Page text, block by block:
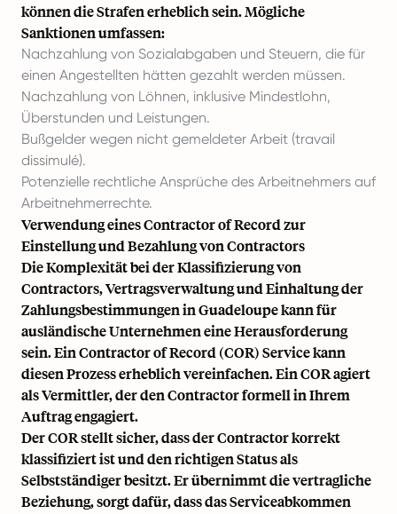
können die Strafen erheblich sein. Mögliche
Sanktionen umfassen:
Nachzahlung von Sozialabgaben und Steuern, die für
einen Angestellten hätten gezahlt werden müssen.
Nachzahlung von Löhnen, inklusive Mindestlohn,
Überstunden und Leistungen.
Bußgelder wegen nicht gemeldeter Arbeit (travail
dissimulé).
Potenzielle rechtliche Ansprüche des Arbeitnehmers auf
Arbeitnehmerrechte.
Verwendung eines Contractor of Record zur
Einstellung und Bezahlung von Contractors
Die Komplexität bei der Klassifizierung von
Contractors, Vertragsverwaltung und Einhaltung der
Zahlungsbestimmungen in Guadeloupe kann für
ausländische Unternehmen eine Herausforderung
sein. Ein Contractor of Record (COR) Service kann
diesen Prozess erheblich vereinfachen. Ein COR agiert
als Vermittler, der den Contractor formell in Ihrem
Auftrag engagiert.
Der COR stellt sicher, dass der Contractor korrekt
klassifiziert ist und den richtigen Status als
Selbstständiger besitzt. Er übernimmt die vertragliche
Beziehung, sorgt dafür, dass das Serviceabkommen